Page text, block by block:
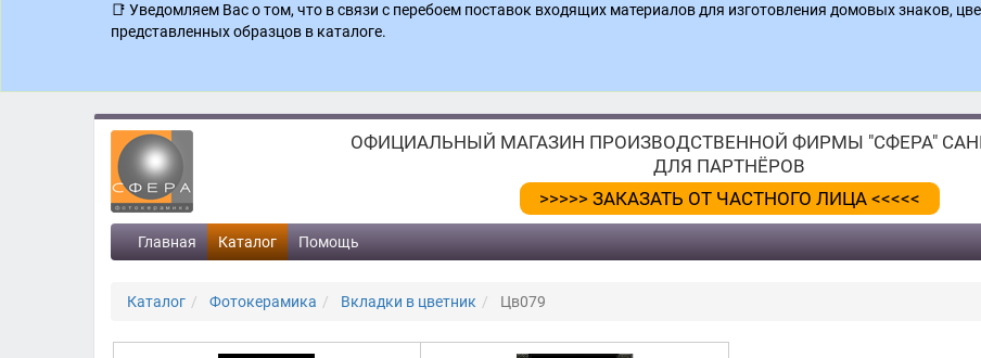
📑 Уведомляем Вас о том, что в связи с перебоем поставок входящих материалов для изготовления домовых знаков,
представленных образцов в каталоге.
ОФИЦИАЛЬНЫЙ МАГАЗИН ПРОИЗВОДСТВЕННОЙ ФИРМЫ "СФЕРА"
ДЛЯ ПАРТНЁРОВ
>>>>> ЗАКАЗАТЬ ОТ ЧАСТНОГО ЛИЦА <<<<<
Главная Каталог Помощь
Каталог Фотокерамика Вкладки в цветник Цв079